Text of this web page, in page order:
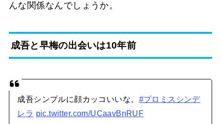
んな関係なんでしょうか。
成吾と早梅の出会いは10年前
成吾シンプルに顔カッコいいな。 #プロミスシンデ
レラ pic.twitter.com/UCaavBnRUF